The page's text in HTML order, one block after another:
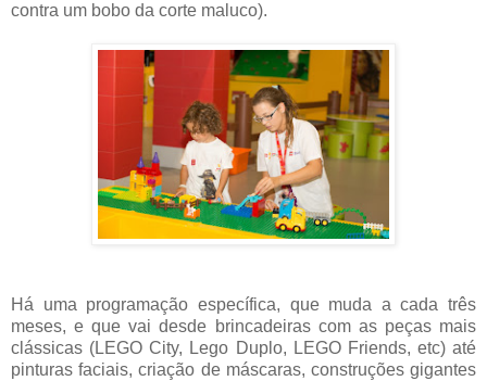
contra um bobo da corte maluco).
Há uma programação específica, que muda a cada três
meses, e que vai desde brincadeiras com as peças mais
clássicas (LEGO City, Lego Duplo, LEGO Friends, etc) até
pinturas faciais, criação de máscaras, construções gigantes